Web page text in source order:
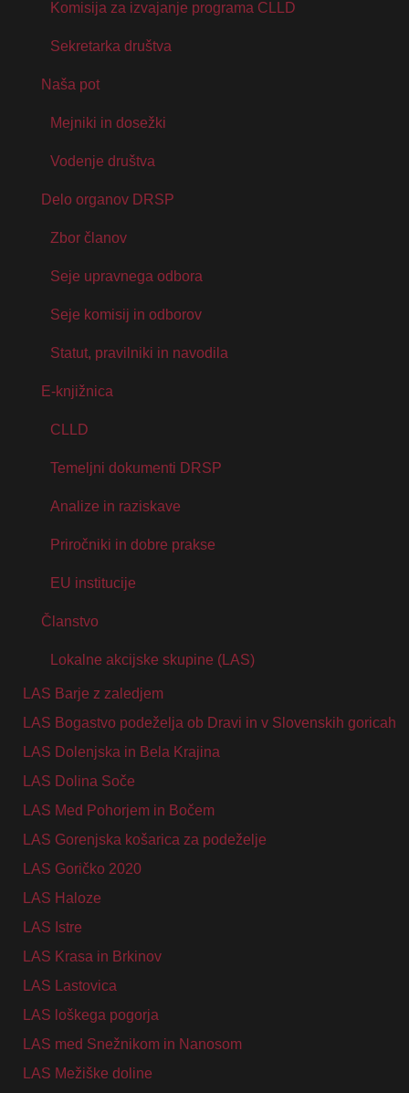
Komisija za izvajanje programa CLLD
Sekretarka društva
Naša pot
Mejniki in dosežki
Vodenje društva
Delo organov DRSP
Zbor članov
Seje upravnega odbora
Seje komisij in odborov
Statut, pravilniki in navodila
E-knjižnica
CLLD
Temeljni dokumenti DRSP
Analize in raziskave
Priročniki in dobre prakse
EU institucije
Članstvo
Lokalne akcijske skupine (LAS)
LAS Barje z zaledjem
LAS Bogastvo podeželja ob Dravi in v Slovenskih goricah
LAS Dolenjska in Bela Krajina
LAS Dolina Soče
LAS Med Pohorjem in Bočem
LAS Gorenjska košarica za podeželje
LAS Goričko 2020
LAS Haloze
LAS Istre
LAS Krasa in Brkinov
LAS Lastovica
LAS loškega pogorja
LAS med Snežnikom in Nanosom
LAS Mežiške doline